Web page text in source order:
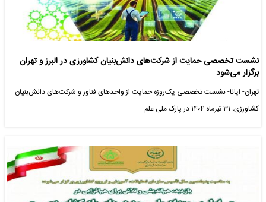
نشست تخصصی حمایت از شرکت‌های دانش‌بنیان کشاورزی در البرز و تهران
برگزار می‌شود
تهران- ایانا- نشست تخصصی یک‌روزه حمایت از واحدهای فناور و شرکت‌های دانش‌بنیان
کشاورزی، ۳۱ تیرماه ۱۴۰۴ در پارک ملی علم…